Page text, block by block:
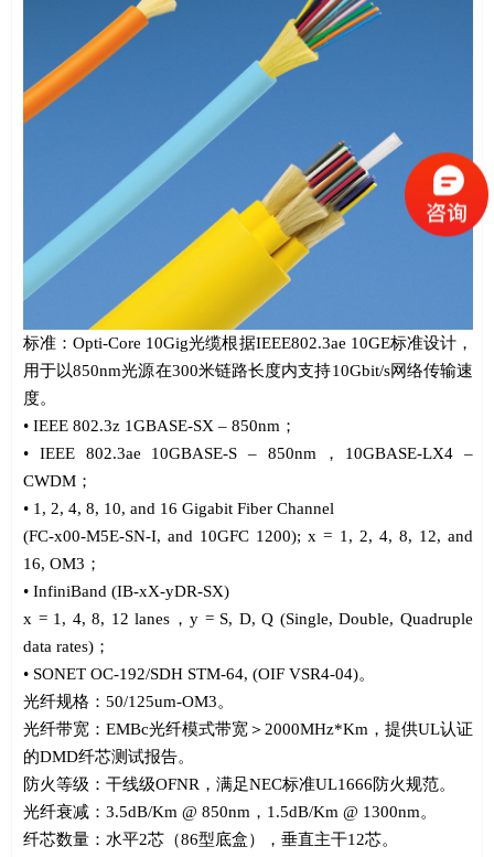
标准：Opti-Core 10Gig光缆根据IEEE802.3ae 10GE标准设计，
用于以850nm光源在300米链路长度内支持10Gbit/s网络传输速
度。
• IEEE 802.3z 1GBASE-SX – 850nm ；
• IEEE 802.3ae 10GBASE-S – 850nm ， 10GBASE-LX4 –
CWDM ；
• 1, 2, 4, 8, 10, and 16 Gigabit Fiber Channel
(FC-x00-M5E-SN-I, and 10GFC 1200); x = 1, 2, 4, 8, 12, and
16, OM3 ；
• InfiniBand (IB-xX-yDR-SX)
x = 1, 4, 8, 12 lanes ，y = S, D, Q (Single, Double, Quadruple
data rates) ；
• SONET OC-192/SDH STM-64, (OIF VSR4-04)。
光纤规格： 50/125um-OM3。
光纤带宽： EMBc光纤模式带宽＞ 2000MHz*Km ，提供UL认证
的DMD纤芯测试报告。
防火等级：干线级OFNR ，满足NEC标准UL1666防火规范。
光纤衰减： 3.5dB/Km @ 850nm ， 1.5dB/Km @ 1300nm。
纤芯数量：水平2芯（86型底盒），垂直主干12芯。